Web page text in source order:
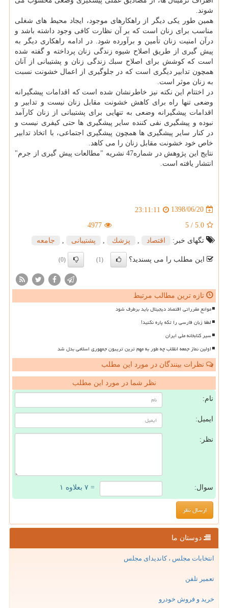
شوند.
همین طور یكی دیگر از راهكارهای موجود، ایجاد محیط های شغلی
مناسب برای زنان است كه بر آن نظارت كافی وجود داشته باشد و
درآن امنیت زنان تأمین و برآورده شود. در ادامه راهكاری دیگر به
پیش گیری از طریق اصلاح شیوه زندگی زنان پرداخته و گفته شده
است كه كوشش برای اصلاح سبك زندگی زنان و پشتیبانی از آنان
همچون تدابیر دیگری است كه در جلوگیری از اعمال خشونت نسبت
به زنان موثر است.
در اختتام این نكته نیز خاطرنشان شده است كه اقدامات پیشگیرانه
وضعی تنها راه برای كاهش خشونت مقابل زنان نیست و تدابیر و
اقدامات پیشگیرانه وضعی به تنهایی برای پشتیبانی از زنان كارآمد
نبوده و پیشگیری نفی كننده سایر پیشگیری ها حتی كیفری نیست و
در كنار سایر پیشگیری ها همچون پیشگیری اجتماعی، با اتخاذ تدابیر
خاص خود خشونت مقابل زنان را می كاهد.
نتایج این پژوهش در شماره47 نشریه "مطالعات پیش گیری از جرم"
انتشار یافته است.
1398/06/20
23:11:11
5.0
/
5
4977
تگهای خبر:
اقتصاد پزشك پشتیبانی جامعه
این مطلب را می پسندید؟ (1)
(0)
تازه ترین مطالب مرتبط
موانع مقرراتی اقتصاد دیجیتال باید برطرف شود
لطفا زبان فارسی را تکه پاره نکنید!
سیر کتابخانه ملی ایران
اولین نماز جمعه انقلاب چه طور به مهم ترین تریبون جمهوری اسلامی بدل شد
نظرات بینندگان در مورد این مطلب
نظر شما در مورد این مطلب
نام:
ایمیل:
نظر:
سوال: = ۷ بعلاوه ۱
دوستان ما
انتخابات مجلس ، کاندیدای مجلس
تعمیر تلفن
خرید و فروش خودرو